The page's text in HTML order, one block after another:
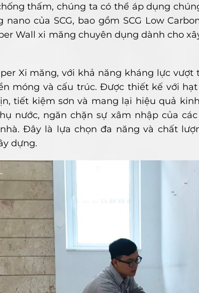
thấm, chúng ta có thể áp dụng
của SCG, bao gồm SCG Low
Wall xi măng chuyên dụng dành cho
Xi măng, với khả năng kháng lực
móng và cấu trúc. Được thiết kế với
tiết kiệm sơn và mang lại hiệu quả
nước, ngăn chặn sự xâm nhập của
Đây là lựa chọn đa năng và chất
dựng.